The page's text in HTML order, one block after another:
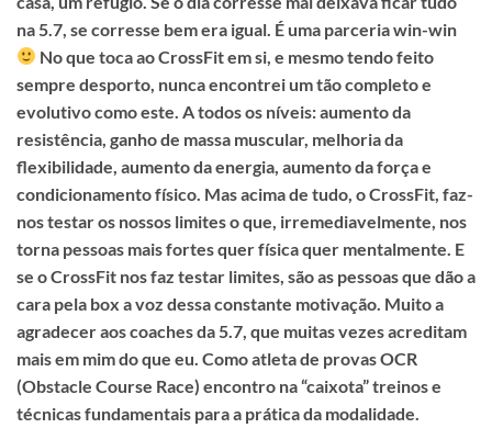
na 5.7, se corresse bem era igual. É uma parceria win-win
No que toca ao CrossFit em si, e mesmo tendo feito
sempre desporto, nunca encontrei um tão completo e
evolutivo como este. A todos os níveis: aumento da
resistência, ganho de massa muscular, melhoria da
flexibilidade, aumento da energia, aumento da força e
condicionamento físico. Mas acima de tudo, o CrossFit, faz-
nos testar os nossos limites o que, irremediavelmente, nos
torna pessoas mais fortes quer física quer mentalmente. E
se o CrossFit nos faz testar limites, são as pessoas que dão a
cara pela box a voz dessa constante motivação. Muito a
agradecer aos coaches da 5.7, que muitas vezes acreditam
mais em mim do que eu. Como atleta de provas OCR
(Obstacle Course Race) encontro na “caixota” treinos e
técnicas fundamentais para a prática da modalidade.